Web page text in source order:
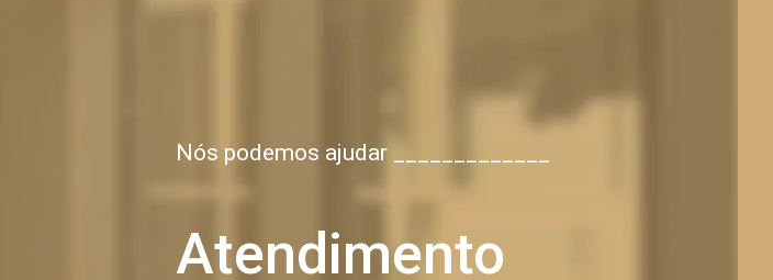
Nós podemos ajudar _____________
Atendimento